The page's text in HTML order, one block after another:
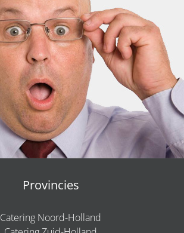
Provincies
Catering Noord-Holland